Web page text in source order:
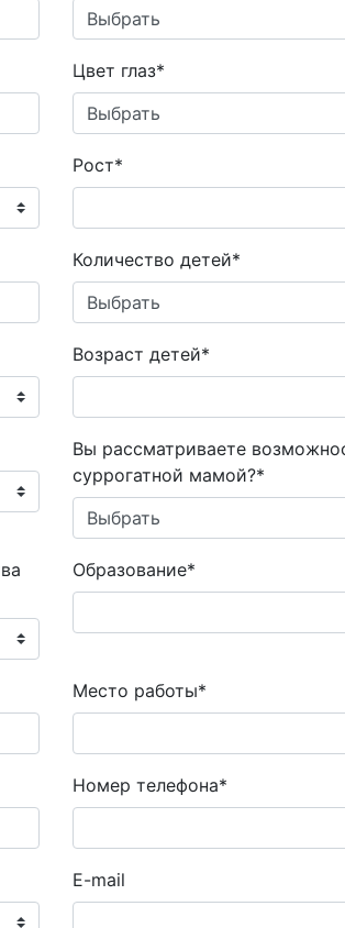
Цвет глаз*
Рост*
Количество детей*
Возраст детей*
Вы рассматриваете
суррогатной мамой?*
Образование*
Место работы*
Номер телефона*
E-mail